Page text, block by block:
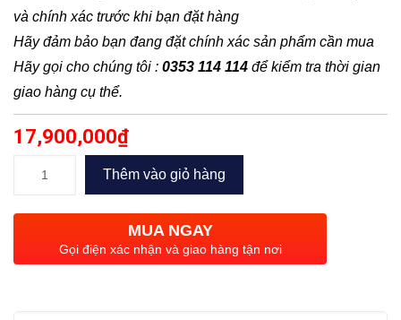
và chính xác trước khi bạn đặt hàng
Hãy đảm bảo bạn đang đặt chính xác sản phẩm cần mua
Hãy gọi cho chúng tôi : 0353 114 114 để kiểm tra thời gian
giao hàng cụ thể.
17,900,000₫
nước
Mastra
Thêm vào giỏ hàng
MUA NGAY
Gọi điện xác nhận và giao hàng tận nơi